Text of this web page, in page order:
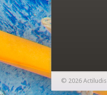
© 2026 Actiludis